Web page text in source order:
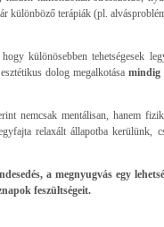
különböző terápiák (pl.
különösebben tehetségesek
dolog megalkotása mindig
nemcsak mentálisan, hanem
relaxált állapotba kerülünk,
a megnyugvás egy
feszültségeit.